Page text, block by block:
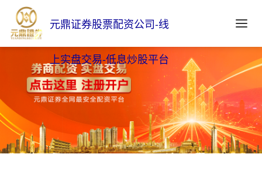
元鼎证券股票配资公司-线
上实盘交易-低息炒股平台